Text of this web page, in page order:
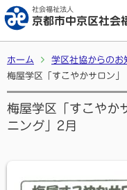
社会福祉法人
京都市中京区社会
ホーム
学区社協からのお
梅屋学区「すこやかサロン
梅屋学区「すこやか
ニング」2月